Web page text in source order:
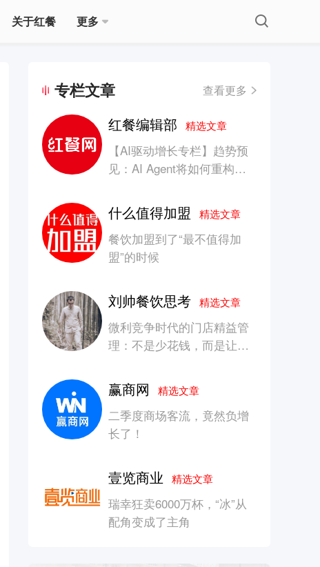
关于红餐 更多
专栏文章 查看更多
红餐编辑部精选文章
【AI驱动增长专栏】趋势预
见：AI Agent将如何重构消
什么值得加盟精选文章
餐饮加盟到了“最不值得加
盟”的时候
刘帅餐饮思考精选文章
微利竞争时代的门店精益管
理：不是少花钱，而是让每
赢商网精选文章
二季度商场客流，竟然负增
长了！
壹览商业精选文章
瑞幸狂卖6000万杯，“冰”从
配角变成了主角